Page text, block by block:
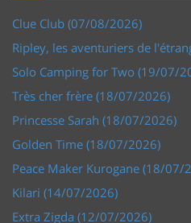
Clue Club (07/08/2026)
Ripley, les aventuriers de
Solo Camping for Two (19/07/
Très cher frère (18/07/2026)
Princesse Sarah (18/07/2026)
Golden Time (18/07/2026)
Peace Maker Kurogane (18/07/
Kilari (14/07/2026)
Extra Zigda (12/07/2026)